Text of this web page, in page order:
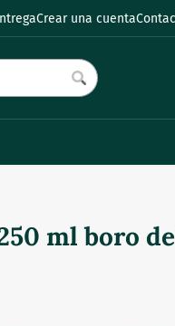
Crear una cuenta
ml boro